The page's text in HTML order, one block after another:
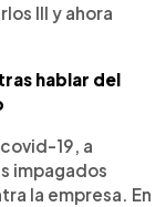
III y ahora
hablar del
19, a
impagados
la empresa. En